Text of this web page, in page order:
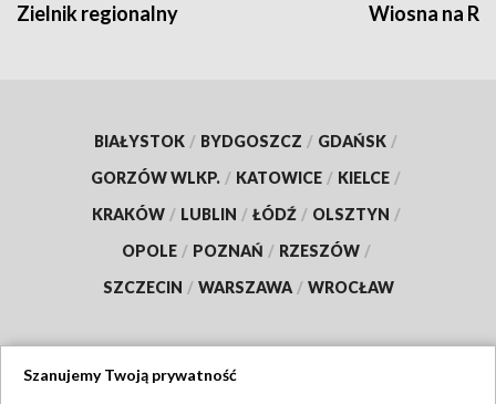
Zielnik regionalny Wiosna na
BIAŁYSTOK / BYDGOSZCZ / GDAŃSK /
GORZÓW WLKP. / KATOWICE / KIELCE /
KRAKÓW / LUBLIN / ŁÓDŹ / OLSZTYN /
OPOLE / POZNAŃ / RZESZÓW /
SZCZECIN / WARSZAWA / WROCŁAW
Szanujemy Twoją prywatność